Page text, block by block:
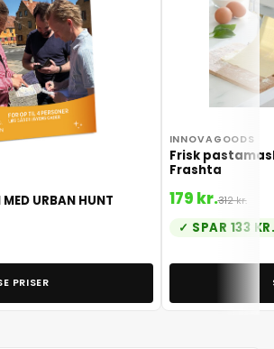
URBAN HUNT
PRISER
INNOVAGOODS
Frisk
Frashta
179 kr.312 kr.
SPAR 133